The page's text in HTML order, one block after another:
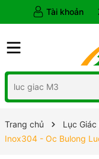
Tài khoản
Trang chủ Lục
Inox304 - Oc Bulong